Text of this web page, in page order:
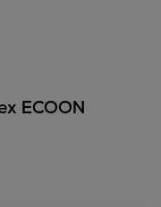
ECOON